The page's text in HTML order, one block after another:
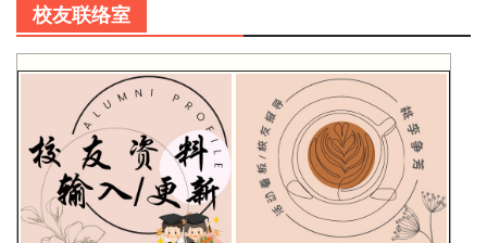
校友联络室